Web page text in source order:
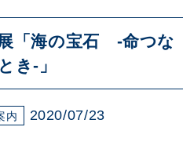
「海の宝石 -命つな
き-」
内 2020/07/23